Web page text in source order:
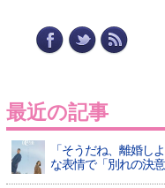
最近の記事
「そうだね、離婚し
な表情で「別れの決